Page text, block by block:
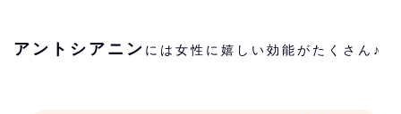
アントシアニン には女性に嬉しい効能がたくさん♪